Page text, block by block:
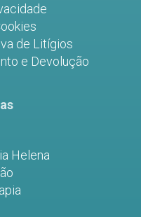
de Litígios
e Devolução
Helena